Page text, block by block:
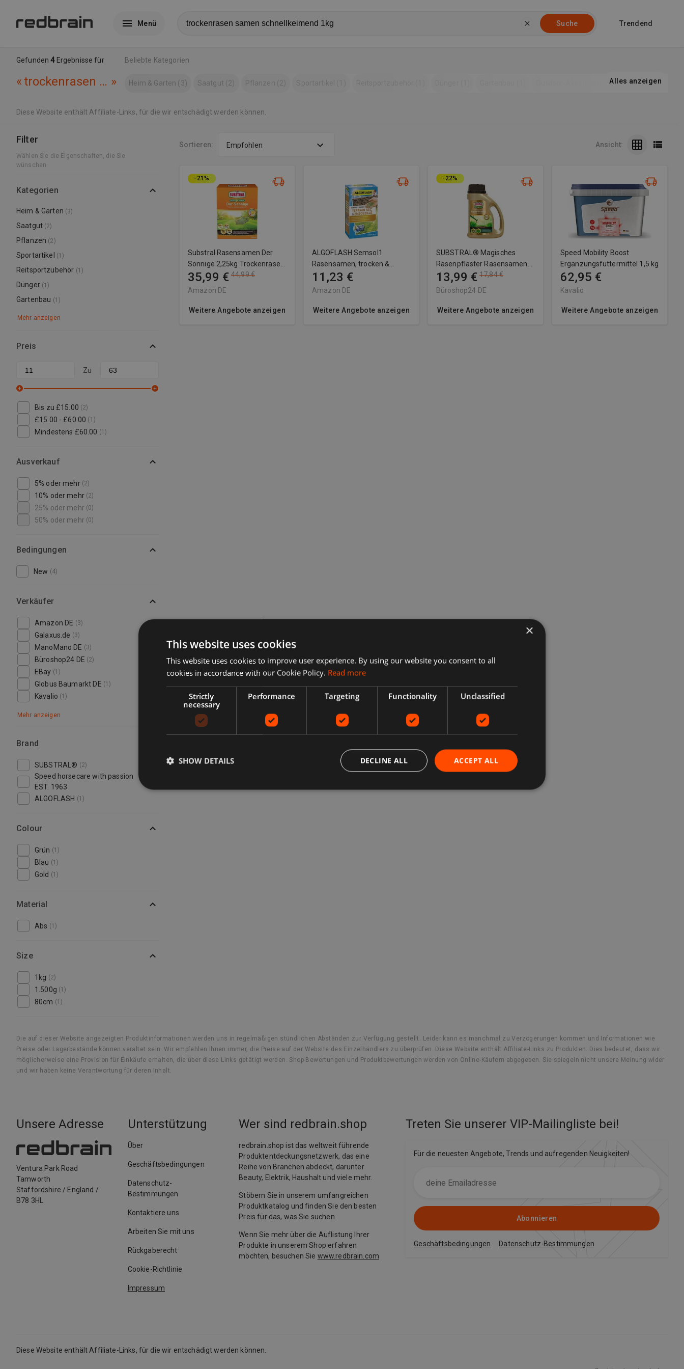
Menü Suche Trendend
Gefunden4Ergebnisse für
« trockenrasen samen schnellkeimend 1kg »
Beliebte Kategorien
Alles anzeigen
Heim & Garten (3) Saatgut (2) Pflanzen (2) Outdoor-Aktivitäten (1) Pferdebedarf (1)
Diese Website enthält Affiliate-Links, für die wir entschädigt werden können.
Filter
Wählen Sie die Eigenschaften, die Sie
wünschen.
Kategorien
Heim & Garten (3)
Saatgut (2)
Pflanzen (2)
Sportartikel (1)
Reitsportzubehör (1)
Dünger (1)
Gartenbau (1)
Mehr anzeigen
Preis
Zu
+ +
Bis zu £15.00 (2)
£15.00 - £60.00 (1)
Mindestens £60.00 (1)
Ausverkauf
5% oder mehr (2)
10% oder mehr (2)
25% oder mehr (0)
50% oder mehr (0)
Bedingungen
New (4)
Verkäufer
Amazon DE (3)
Galaxus.de (3)
ManoMano DE (3)
Büroshop24 DE (2)
EBay (1)
Globus Baumarkt DE (1)
Kavalio (1)
Mehr anzeigen
Brand
SUBSTRAL® (2)
Speed horsecare with passion
EST. 1963
ALGOFLASH (1)
Colour
Grün (1)
Blau (1)
Gold (1)
Material
Abs (1)
Size
1kg (2)
1.500g (1)
80cm (1)
Sortieren: Empfohlen Ansicht:
-21%
Substral Rasensamen Der
Sonnige 2,25kg Trockenrasen
Rasensamenmischung
35,99 € 44,99 €
Amazon DE
Weitere Angebote anzeigen
ALGOFLASH Semsol1
Rasensamen, trocken &
sonnig, 1 kg, Blau
11,23 €
Amazon DE
Weitere Angebote anzeigen
-22%
SUBSTRAL® Magisches
Rasenpflaster Rasensamen
1kg
13,99 € 17,84 €
Büroshop24 DE
Weitere Angebote anzeigen
Speed Mobility Boost
Ergänzungsfuttermittel 1,5 kg
62,95 €
Kavalio
Weitere Angebote anzeigen
Die auf dieser Website angezeigten Produktinformationen werden uns in regelmäßigen stündlichen Abständen zur Verfügung gestellt. Leider kann es manchmal zu Verzögerungen kommen und Informationen wie
Preise oder Lagerbestände können veraltet sein. Wir empfehlen Ihnen immer, die Preise auf der Website des Einzelhändlers zu überprüfen. Diese Website enthält Affiliate-Links zu Produkten. Dies bedeutet, dass wir
möglicherweise eine Provision für Einkäufe erhalten, die über diese Links getätigt werden. Shop-Bewertungen und Produktbewertungen werden von Online-Käufern abgegeben. Sie spiegeln nicht unsere Meinung wider
und wir haben keine Verantwortung für deren Inhalt.
Unsere Adresse
Ventura Park Road
Tamworth
Staffordshire / England /
B78 3HL
Unterstützung
Über
Geschäftsbedingungen
Datenschutz-
Bestimmungen
Kontaktiere uns
Arbeiten Sie mit uns
Rückgaberecht
Cookie-Richtlinie
Impressum
Wer sind redbrain.shop
redbrain.shop ist das weltweit führende
Produktentdeckungsnetzwerk, das eine
Reihe von Branchen abdeckt, darunter
Beauty, Elektrik, Haushalt und viele mehr.
Stöbern Sie in unserem umfangreichen
Produktkatalog und finden Sie den besten
Preis für das, was Sie suchen.
Wenn Sie mehr über die Auflistung Ihrer
Produkte in unserem Shop erfahren
möchten, besuchen Sie www.redbrain.com
Treten Sie unserer VIP-Mailingliste bei!
Für die neuesten Angebote, Trends und aufregenden Neuigkeiten!
Abonnieren
Geschäftsbedingungen Datenschutz-Bestimmungen
Diese Website enthält Affiliate-Links, für die wir entschädigt werden können.
×
This website uses cookies
This website uses cookies to improve user experience. By using our website you consent to all
cookies in accordance with our Cookie Policy. Read more
Strictly
necessary
Performance Targeting Functionality Unclassified
ACCEPT ALL
DECLINE ALL
SHOW DETAILS